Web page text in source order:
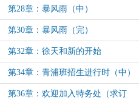
第28章：暴风雨（中）
第30章：暴风雨（完）
第32章：徐天和新的开始
第34章：青浦班招生进行时（中）
第36章：欢迎加入特务处（求订